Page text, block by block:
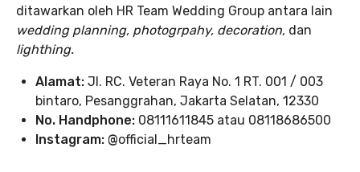
ditawarkan oleh HR Team Wedding Group antara lain
wedding planning, photogrpahy, decoration, dan
lighthing.
Alamat: Jl. RC. Veteran Raya No. 1 RT. 001 / 003
bintaro, Pesanggrahan, Jakarta Selatan, 12330
No. Handphone: 08111611845 atau 08118686500
Instagram: @official_hrteam